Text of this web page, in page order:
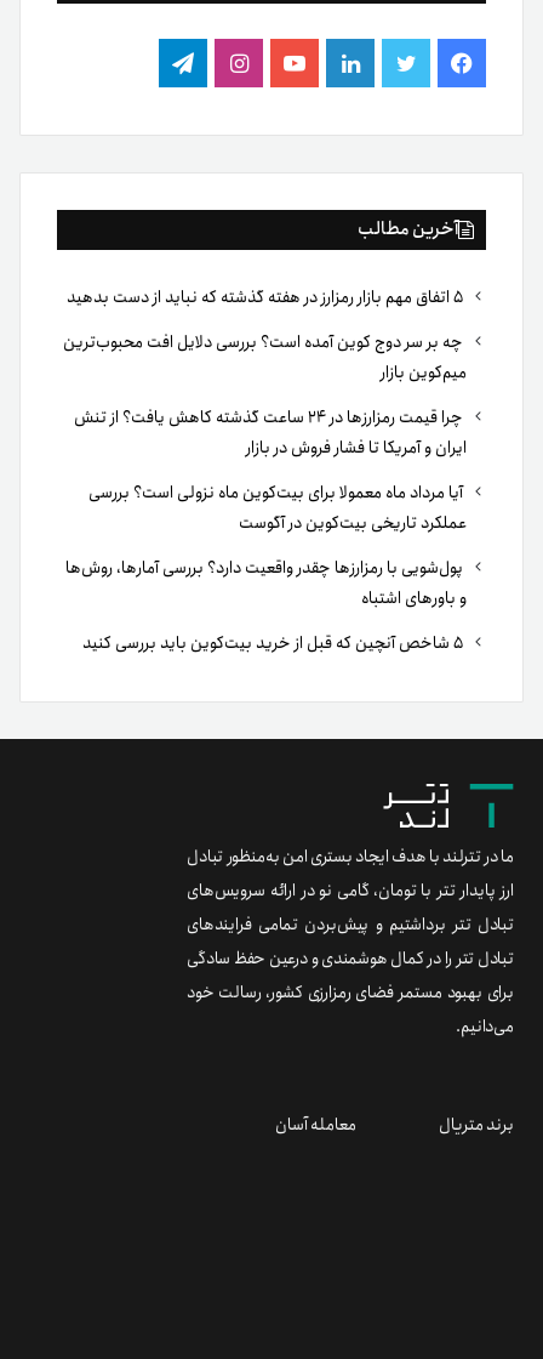
فیس
بوک
توییتر لینکدینیوتیوباینستاگرام
تلگرام
آخرین مطالب
چه بر سر دوج کوین آمده است؟ بررسی دلایل افت محبوب‌ترین
میم‌کوین بازار
چرا قیمت رمزارزها در ۲۴ ساعت گذشته کاهش یافت؟ از تنش
ایران و آمریکا تا فشار فروش در بازار
آیا مرداد ماه معمولا برای بیت‌کوین ماه نزولی است؟ بررسی
عملکرد تاریخی بیت‌کوین در آگوست
پول‌شویی با رمزارزها چقدر واقعیت دارد؟ بررسی آمارها، روش‌ها
و باورهای اشتباه
ما در تترلند با هدف ایجاد بستری امن به‌منظور تبادل
ارز پایدار تتر با تومان، گامی نو در ارائه سرویس‌های
تبادل تتر برداشتیم و پیش‌بردن تمامی فرایندهای
تبادل تتر را در کمال هوشمندی و درعین حفظ سادگی
برای بهبود مستمر فضای رمزارزی کشور، رسالت خود
می‌دانیم.
برند متریال معامله آسان